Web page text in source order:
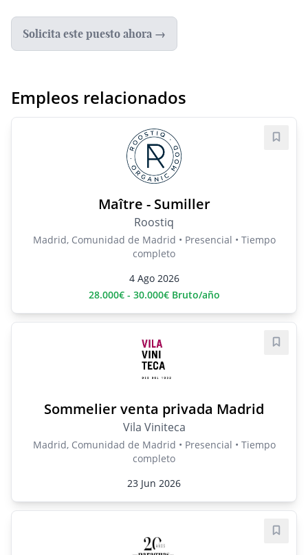
Solicita este puesto ahora →
Empleos relacionados
Maître - Sumiller
Roostiq
Madrid, Comunidad de Madrid • Presencial • Tiempo
completo
4 Ago 2026
28.000€ - 30.000€ Bruto/año
Sommelier venta privada Madrid
Vila Viniteca
Madrid, Comunidad de Madrid • Presencial • Tiempo
completo
23 Jun 2026